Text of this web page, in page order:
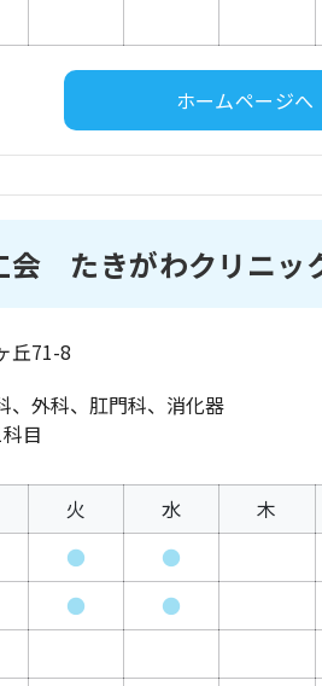
ホームページへ
たきがわクリニッ
丘71-8
、外科、肛門科、消化器
目
火 水 木
● ●
● ●